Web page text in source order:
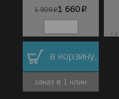
1 909p1 660p
с
в корзину,
заказ в 1 клик